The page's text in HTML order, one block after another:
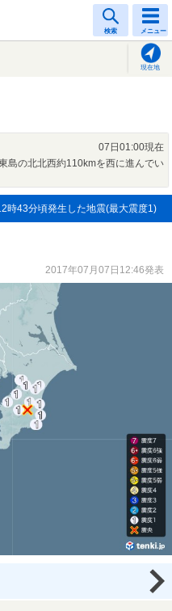
検索 メニュー
現在地
07日01:00現在
島の北北西約110kmを西に進んでい
時43分頃発生した地震(最大震度1)
2017年07月07日12:46発表